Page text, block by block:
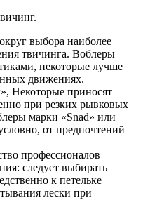
выбора наиболее
твичинга. Воблеры
некоторые лучше
движениях.
Некоторые приносят
при резких рывковых
марки «Snad» или
от предпочтений
профессионалов
следует выбирать
к петельке
лески при